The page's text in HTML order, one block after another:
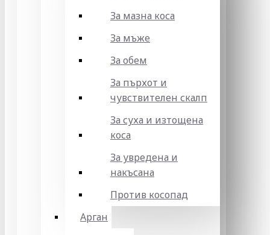
За мазна коса
За мъже
За обем
За пърхот и
чувствителен скалп
За суха и изтощена
коса
За увредена и
накъсана
Против косопад
Арган